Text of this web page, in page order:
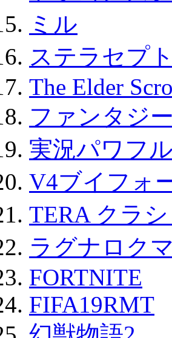
ミル
ステラセプ
The Elder
ファンタジ
実況パワフ
V4ブイフォ
TERA クラ
ラグナロク
FORTNITE
FIFA19RMT